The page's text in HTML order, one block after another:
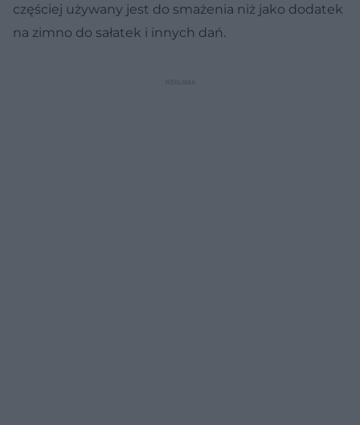
częściej używany jest do smażenia niż jako dodatek
na zimno do sałatek i innych dań.